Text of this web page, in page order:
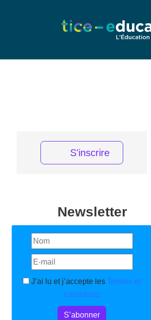
S'inscrire
Newsletter
J’ai lu et j’accepte les Termes et
conditions
S’abonner